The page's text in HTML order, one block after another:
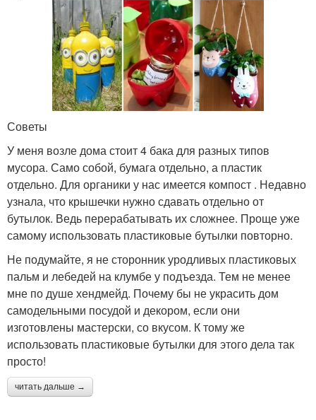
Советы
У меня возле дома стоит 4 бака для разных типов
мусора. Само собой, бумага отдельно, а пластик
отдельно. Для органики у нас имеется компост . Недавно
узнала, что крышечки нужно сдавать отдельно от
бутылок. Ведь перерабатывать их сложнее. Проще уже
самому использовать пластиковые бутылки повторно.
Не подумайте, я не сторонник уродливых пластиковых
пальм и лебедей на клумбе у подъезда. Тем не менее
мне по душе хендмейд. Почему бы не украсить дом
самодельными посудой и декором, если они
изготовлены мастерски, со вкусом. К тому же
использовать пластиковые бутылки для этого дела так
просто!
читать дальше →